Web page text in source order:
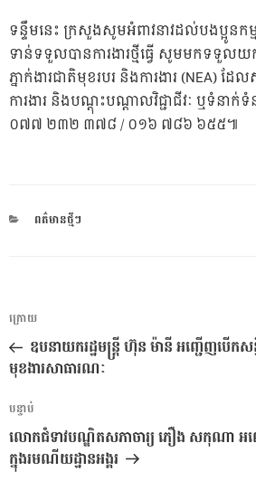
ទន្ទឹមនេះ ក្រសួងសូមអំពាវនាវដល់បងប្អូន
ទាន់ទទួលបានការងារថ្មីធ្វើ សូមមកទទួលយ
ភ្នាក់ងារជាតិមុខរបរ និងការងារ (NEA) ដ
ការងារ និងបណ្តុះបណ្តាលវិជ្ជាជីវៈ ឬទំនា
០៧៧ ២៣២ ៣៧៨ / ០១៦ ៧៨៦ ៦៥៥៕
CATEGORIES
ពត៌មានថ្មីៗ
ការ​
នាំទិស​
ប្រកាស
អត្ថបទ
មុន
ក្រោយ
ឧបនាយករដ្ឋមន្ត្រី ហ៊ុន ម៉ានី អញ្ជើញបើក
មុខងារសាធារណៈ
អត្ថបទ
បន្ទាប់
បន្ទាប់
លោកជំទាវបណ្ឌិតសភាចារ្យ ភឿង សកុណា អញ្
ក្នុងរមណីយដ្ឋានអង្គរ